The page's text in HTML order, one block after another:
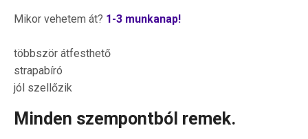
Mikor vehetem át? 1-3 munkanap!
többször átfesthető
strapabíró
jól szellőzik
Minden szempontból remek.